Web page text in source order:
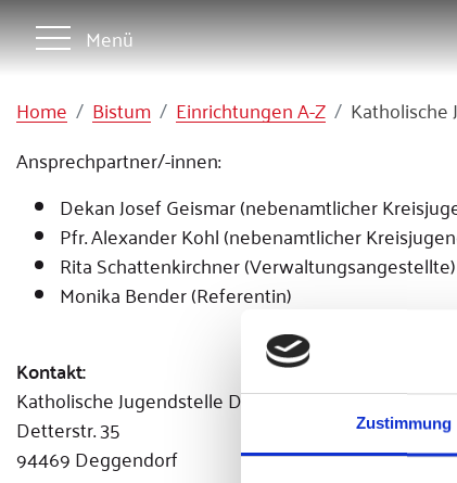
Zustimmung
Menü
Home Bistum Einrichtungen A-Z
Ansprechpartner/-innen:
Dekan Josef Geismar (nebenamtlicher
Pfr. Alexander Kohl (nebenamtlicher
Rita Schattenkirchner (Verwaltungsangestellte)
Monika Bender (Referentin)
Kontakt:
Katholische Jugendstelle Deggendorf
Detterstr. 35
94469 Deggendorf